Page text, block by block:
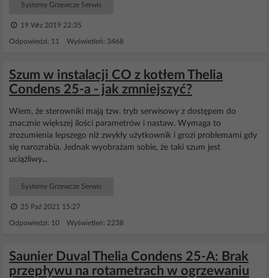
Systemy Grzewcze Serwis
19 Wrz 2019 22:35
Odpowiedzi: 11 Wyświetleń: 3468
Szum w instalacji CO z kotłem Thelia
Condens 25-a - jak zmniejszyć?
Wiem, że sterowniki mają tzw. tryb serwisowy z dostępem do
znacznie większej ilości parametrów i nastaw. Wymaga to
zrozumienia lepszego niż zwykły użytkownik i grozi problemami gdy
się narozrabia. Jednak wyobrażam sobie, że taki szum jest
uciążliwy...
Systemy Grzewcze Serwis
25 Paź 2021 15:27
Odpowiedzi: 10 Wyświetleń: 2238
Saunier Duval Thelia Condens 25-A: Brak
przepływu na rotametrach w ogrzewaniu